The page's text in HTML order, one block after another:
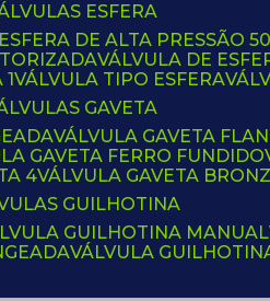
ESFERA
DE ALTA PRESSÃO
VÁLVULA DE
1 VÁLVULA TIPO ESFERA
GAVETA
VÁLVULA GAVETA
GAVETA FERRO FUNDIDO
4 VÁLVULA GAVETA
GUILHOTINA
GUILHOTINA MANUAL
VÁLVULA